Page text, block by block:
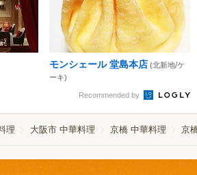
モンシェール 堂島本店 (北新地/ケ
ーキ)
Recommended by
理 大阪市 中華料理 京橋 中華料理 京